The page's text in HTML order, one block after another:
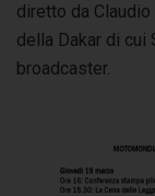
diretto da
della Dakar di cui
broadcaster.